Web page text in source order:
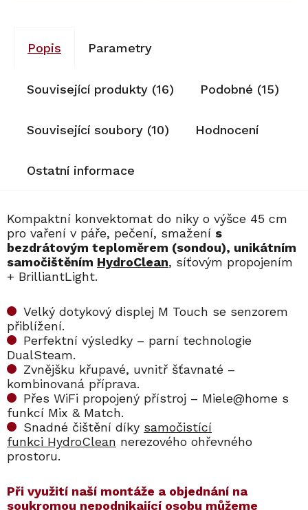
Popis Parametry
Související produkty (16) Podobné (15)
Související soubory (10) Hodnocení
Ostatní informace
Kompaktní konvektomat do niky o výšce 45 cm
pro vaření v páře, pečení, smažení s
bezdrátovým teploměrem (sondou), unikátním
samočištěním HydroClean, síťovým propojením
+ BrilliantLight.
Velký dotykový displej M Touch se senzorem
přiblížení.
Perfektní výsledky – parní technologie
DualSteam.
Zvnějšku křupavé, uvnitř šťavnaté –
kombinovaná příprava.
Přes WiFi propojený přístroj – Miele@home s
funkcí Mix & Match.
Snadné čištění díky samočistící
funkci HydroClean nerezového ohřevného
prostoru.
​​Při využití naší montáže a objednání na
soukromou nepodnikající osobu můžeme